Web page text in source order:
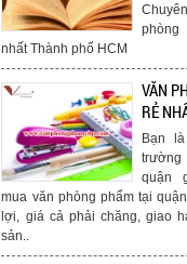
nhất Thành phố HCM
VĂN
RẺ
Bạn
trường
quận
mua văn phòng phẩm tại
lợi, giá cả phải chăng, giao
sản..